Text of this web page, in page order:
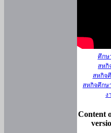
ศึกษ
สหกิ
สหกิจ
สหกิจศึกษ
ง
Content